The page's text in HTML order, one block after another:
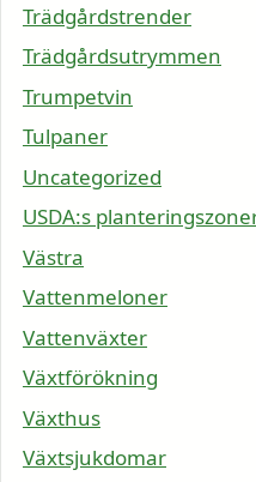
Trädgårdstrender
Trädgårdsutrymmen
Trumpetvin
Tulpaner
Uncategorized
USDA:s
Västra
Vattenmeloner
Vattenväxter
Växtförökning
Växthus
Växtsjukdomar